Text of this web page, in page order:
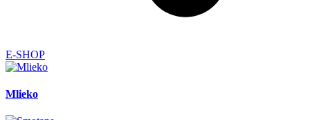
E-SHOP
Mlieko